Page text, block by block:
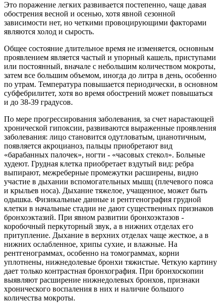
Это поражение легких развивается постепенно, чаще давая
обострения весной и осенью, хотя явной сезонной
зависимости нет, но четкими провоцирующими факторами
являются холод и сырость.
Общее состояние длительное время не изменяется, основным
проявлением является частый и упорный кашель, приступами
или постоянный, вначале с небольшим количеством мокроты,
затем все большим объемом, иногда до литра в день, особенно
по утрам. Температура повышается периодически, в основном
субфебрилитет, хотя во время обострений может повышаться
и до 38-39 градусов.
По мере прогрессирования заболевания, за счет нарастающей
хронической гипоксии, развиваются выраженные проявления
заболевания: лицо становится одутловатым, цианотичным,
появляется акроцианоз, пальцы приобретают вид
«барабанных палочек», ногти - «часовых стекол». Больные
худеют. Грудная клетка приобретает вздутый вид: ребра
выпирают, межреберные промежутки расширены, видно
участие в дыхании вспомогательных мышц (плечевого пояса
и крыльев носа). Дыхание тяжелое, учащенное, может быть
одышка. Физикальные данные и рентгенография грудной
клетки в начальные стадии не дают существенных признаков
бронхоэктазий. При явном развитии бронхоэктазов -
коробочный перкуторный звук, а в нижних отделах его
притупление. Дыхание в верхних отделах чаще жесткое, а в
нижних ослабленное, хрипы сухие, и влажные. На
рентгенограммах, особенно на томограммах, корни
уплотнены, нижнедолевые бронхи тяжистые. Четкую картину
дает только контрастная бронхография. При бронхоскопии
выявляют расширение нижнедолевых бронхов, признаки
хронического воспаления в них и наличие большого
количества мокроты.